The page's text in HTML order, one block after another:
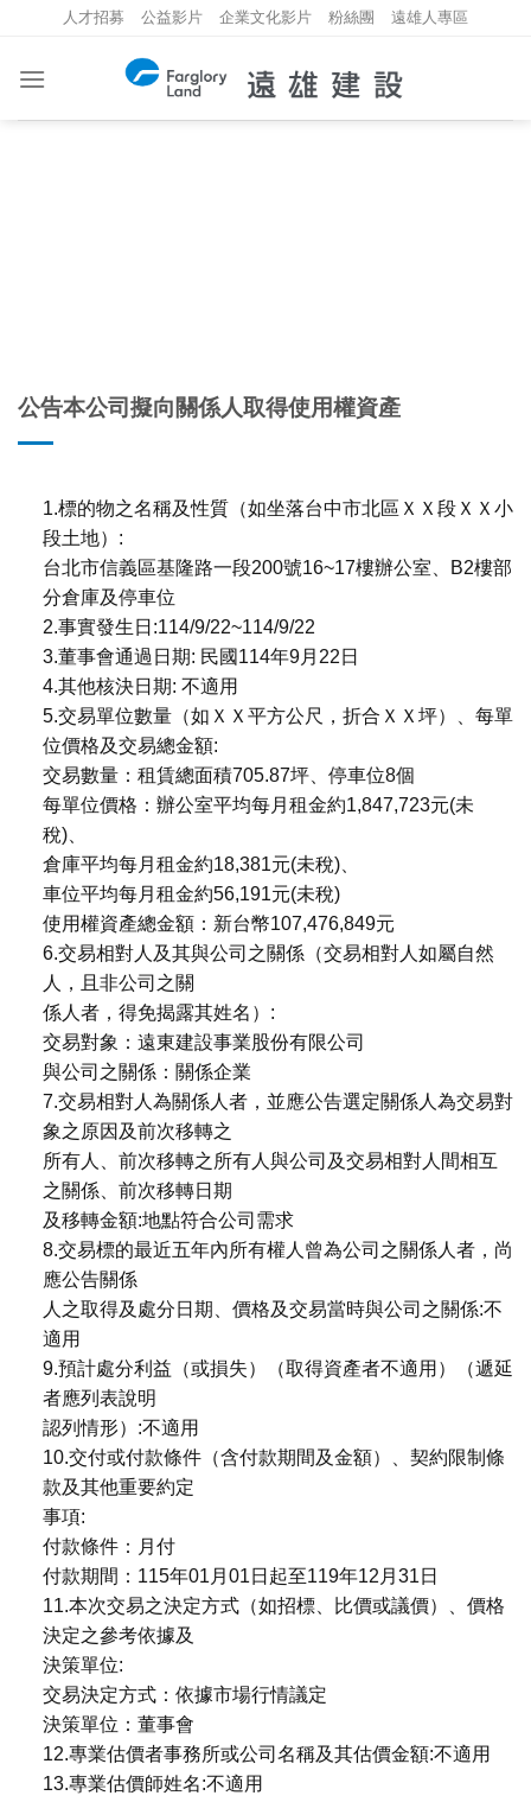
content
人才招募 公益影片 企業文化影片 粉絲團 遠雄人專區
公告本公司擬向關係人取得使用權資產
1.標的物之名稱及性質（如坐落台中市北區ＸＸ段ＸＸ小
段土地）:
台北市信義區基隆路一段200號16~17樓辦公室、B2樓部
分倉庫及停車位
2.事實發生日:114/9/22~114/9/22
3.董事會通過日期: 民國114年9月22日
4.其他核決日期: 不適用
5.交易單位數量（如ＸＸ平方公尺，折合ＸＸ坪）、每單
位價格及交易總金額:
交易數量：租賃總面積705.87坪、停車位8個
每單位價格：辦公室平均每月租金約1,847,723元(未
稅)、
倉庫平均每月租金約18,381元(未稅)、
車位平均每月租金約56,191元(未稅)
使用權資產總金額：新台幣107,476,849元
6.交易相對人及其與公司之關係（交易相對人如屬自然
人，且非公司之關
係人者，得免揭露其姓名）:
交易對象：遠東建設事業股份有限公司
與公司之關係：關係企業
7.交易相對人為關係人者，並應公告選定關係人為交易對
象之原因及前次移轉之
所有人、前次移轉之所有人與公司及交易相對人間相互
之關係、前次移轉日期
及移轉金額:地點符合公司需求
8.交易標的最近五年內所有權人曾為公司之關係人者，尚
應公告關係
人之取得及處分日期、價格及交易當時與公司之關係:不
適用
9.預計處分利益（或損失）（取得資產者不適用）（遞延
者應列表說明
認列情形）:不適用
10.交付或付款條件（含付款期間及金額）、契約限制條
款及其他重要約定
事項:
付款條件：月付
付款期間：115年01月01日起至119年12月31日
11.本次交易之決定方式（如招標、比價或議價）、價格
決定之參考依據及
決策單位:
交易決定方式：依據市場行情議定
決策單位：董事會
12.專業估價者事務所或公司名稱及其估價金額:不適用
13.專業估價師姓名:不適用